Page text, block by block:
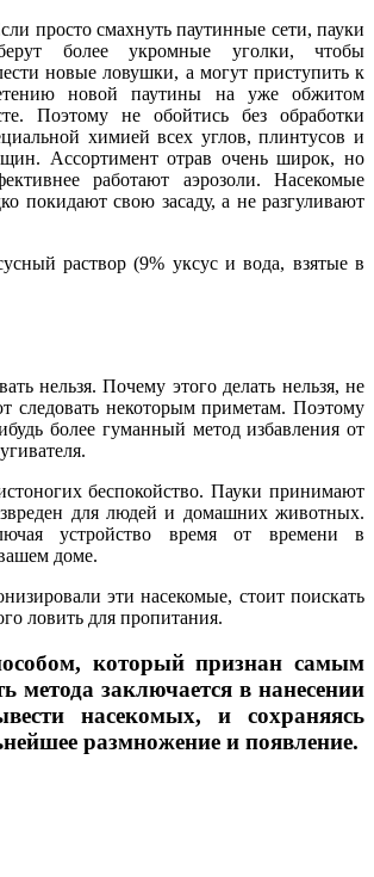
просто смахнуть паутинные сети, пауки
более укромные уголки, чтобы
новые ловушки, а могут приступить к
новой паутины на уже обжитом
Поэтому не обойтись без обработки
химией всех углов, плинтусов и
Ассортимент отрав очень широк, но
работают аэрозоли. Насекомые
покидают свою засаду, а не разгуливают
раствор (9% уксус и вода, взятые в
нельзя.Почему этого делать нельзя, не
следовать некоторым приметам. Поэтому
более гуманный метод избавления от
беспокойство. Пауки принимают
для людей и домашних животных.
устройство время от времени в
доме.
эти насекомые, стоит поискать
ловить для пропитания.
который признан самым
заключается в нанесении
насекомых, и сохраняясь
размножение и появление.